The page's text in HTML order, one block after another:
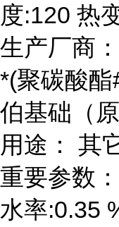
度:120 热
生产厂商
*(聚碳酸
伯基础（原
用途： 其
重要参数
水率:0.35